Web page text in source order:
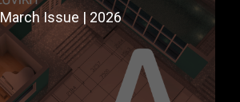
March Issue | 2026